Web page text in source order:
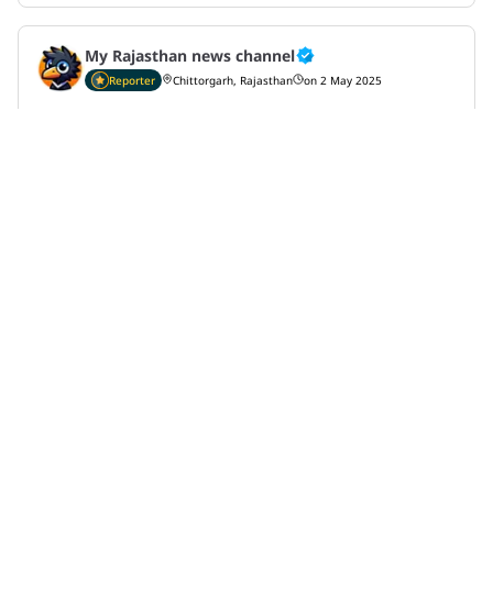
My Rajasthan news channel
Reporter Chittorgarh, Rajasthan on 2 May 2025